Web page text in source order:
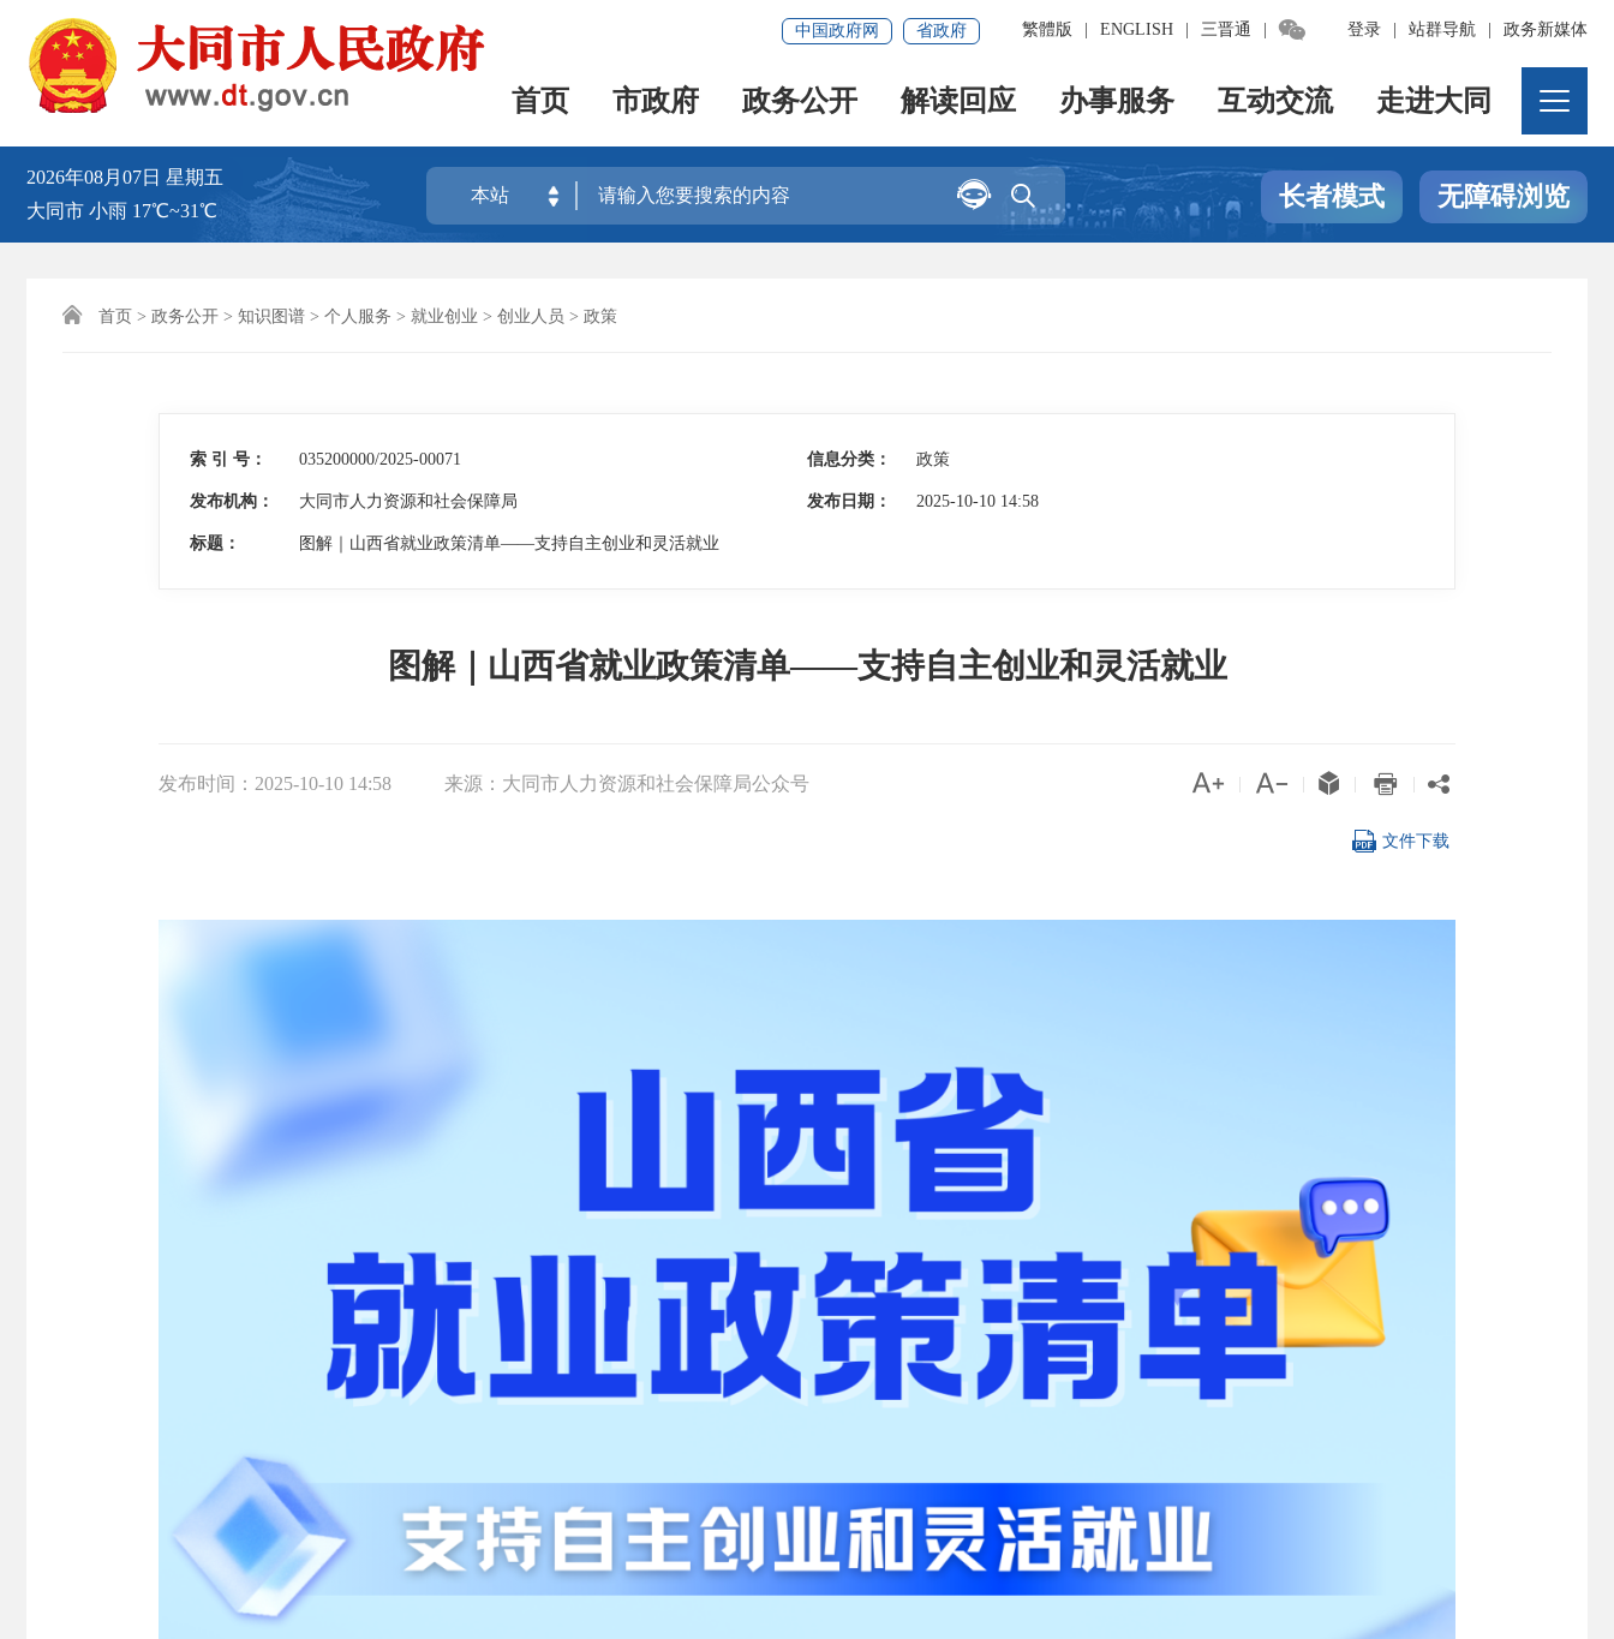
登录 站群导航 政务新媒体
繁體版 ENGLISH 三晋通 
中国政府网 省政府
首页 市政府 政务公开 解读回应 办事服务 互动交流 走进大同
2026年08月07日 星期五
大同市 小雨 17℃~31℃
本站 
 长者模式 无障碍浏览
 首页 > 政务公开 > 知识图谱 > 个人服务 > 就业创业 > 创业人员 > 政策
索 引 号： 035200000/2025-00071 信息分类： 政策
发布机构： 大同市人力资源和社会保障局 发布日期： 2025-10-10 14:58
标题： 图解｜山西省就业政策清单——支持自主创业和灵活就业
图解｜山西省就业政策清单——支持自主创业和灵活就业
发布时间： 2025-10-10 14:58 来源： 大同市人力资源和社会保障局公众号     
 文件下载